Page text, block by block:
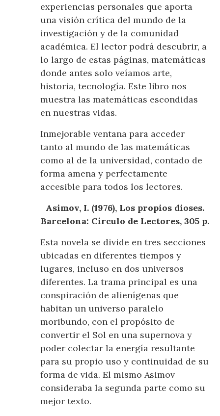
experiencias personales que aporta
una visión crítica del mundo de la
investigación y de la comunidad
académica. El lector podrá descubrir, a
lo largo de estas páginas, matemáticas
donde antes solo veíamos arte,
historia, tecnología. Este libro nos
muestra las matemáticas escondidas
en nuestras vidas.
Inmejorable ventana para acceder
tanto al mundo de las matemáticas
como al de la universidad, contado de
forma amena y perfectamente
accesible para todos los lectores.
Asimov, I. (1976), Los propios dioses.
Barcelona: Círculo de Lectores, 305 p.
Esta novela se divide en tres secciones
ubicadas en diferentes tiempos y
lugares, incluso en dos universos
diferentes. La trama principal es una
conspiración de alienígenas que
habitan un universo paralelo
moribundo, con el propósito de
convertir el Sol en una supernova y
poder colectar la energía resultante
para su propio uso y continuidad de su
forma de vida. El mismo Asimov
consideraba la segunda parte como su
mejor texto.